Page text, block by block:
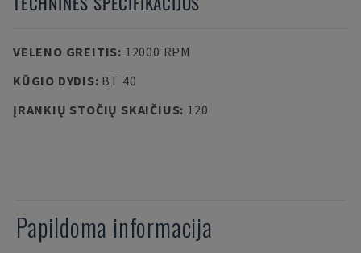
VELENO GREITIS: 12000 RPM
KŪGIO DYDIS: BT 40
ĮRANKIŲ STOČIŲ SKAIČIUS: 120
Papildoma informacija